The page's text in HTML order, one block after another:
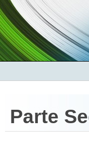
Parte